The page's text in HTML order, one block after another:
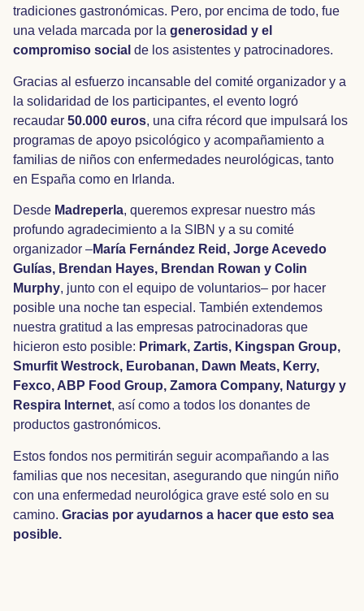
tradiciones gastronómicas. Pero, por encima de todo, fue
una velada marcada por la generosidad y el
compromiso social de los asistentes y patrocinadores.
Gracias al esfuerzo incansable del comité organizador y a
la solidaridad de los participantes, el evento logró
recaudar 50.000 euros, una cifra récord que impulsará los
programas de apoyo psicológico y acompañamiento a
familias de niños con enfermedades neurológicas, tanto
en España como en Irlanda.
Desde Madreperla, queremos expresar nuestro más
profundo agradecimiento a la SIBN y a su comité
organizador –María Fernández Reid, Jorge Acevedo
Gulías, Brendan Hayes, Brendan Rowan y Colin
Murphy, junto con el equipo de voluntarios– por hacer
posible una noche tan especial. También extendemos
nuestra gratitud a las empresas patrocinadoras que
hicieron esto posible: Primark, Zartis, Kingspan Group,
Smurfit Westrock, Eurobanan, Dawn Meats, Kerry,
Fexco, ABP Food Group, Zamora Company, Naturgy y
Respira Internet, así como a todos los donantes de
productos gastronómicos.
Estos fondos nos permitirán seguir acompañando a las
familias que nos necesitan, asegurando que ningún niño
con una enfermedad neurológica grave esté solo en su
camino. Gracias por ayudarnos a hacer que esto sea
posible.